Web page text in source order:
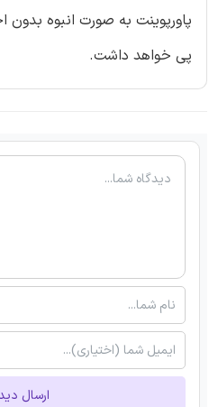
پاورپوینت به صورت انبوه بدون
پی خواهد داشت.
ارسال